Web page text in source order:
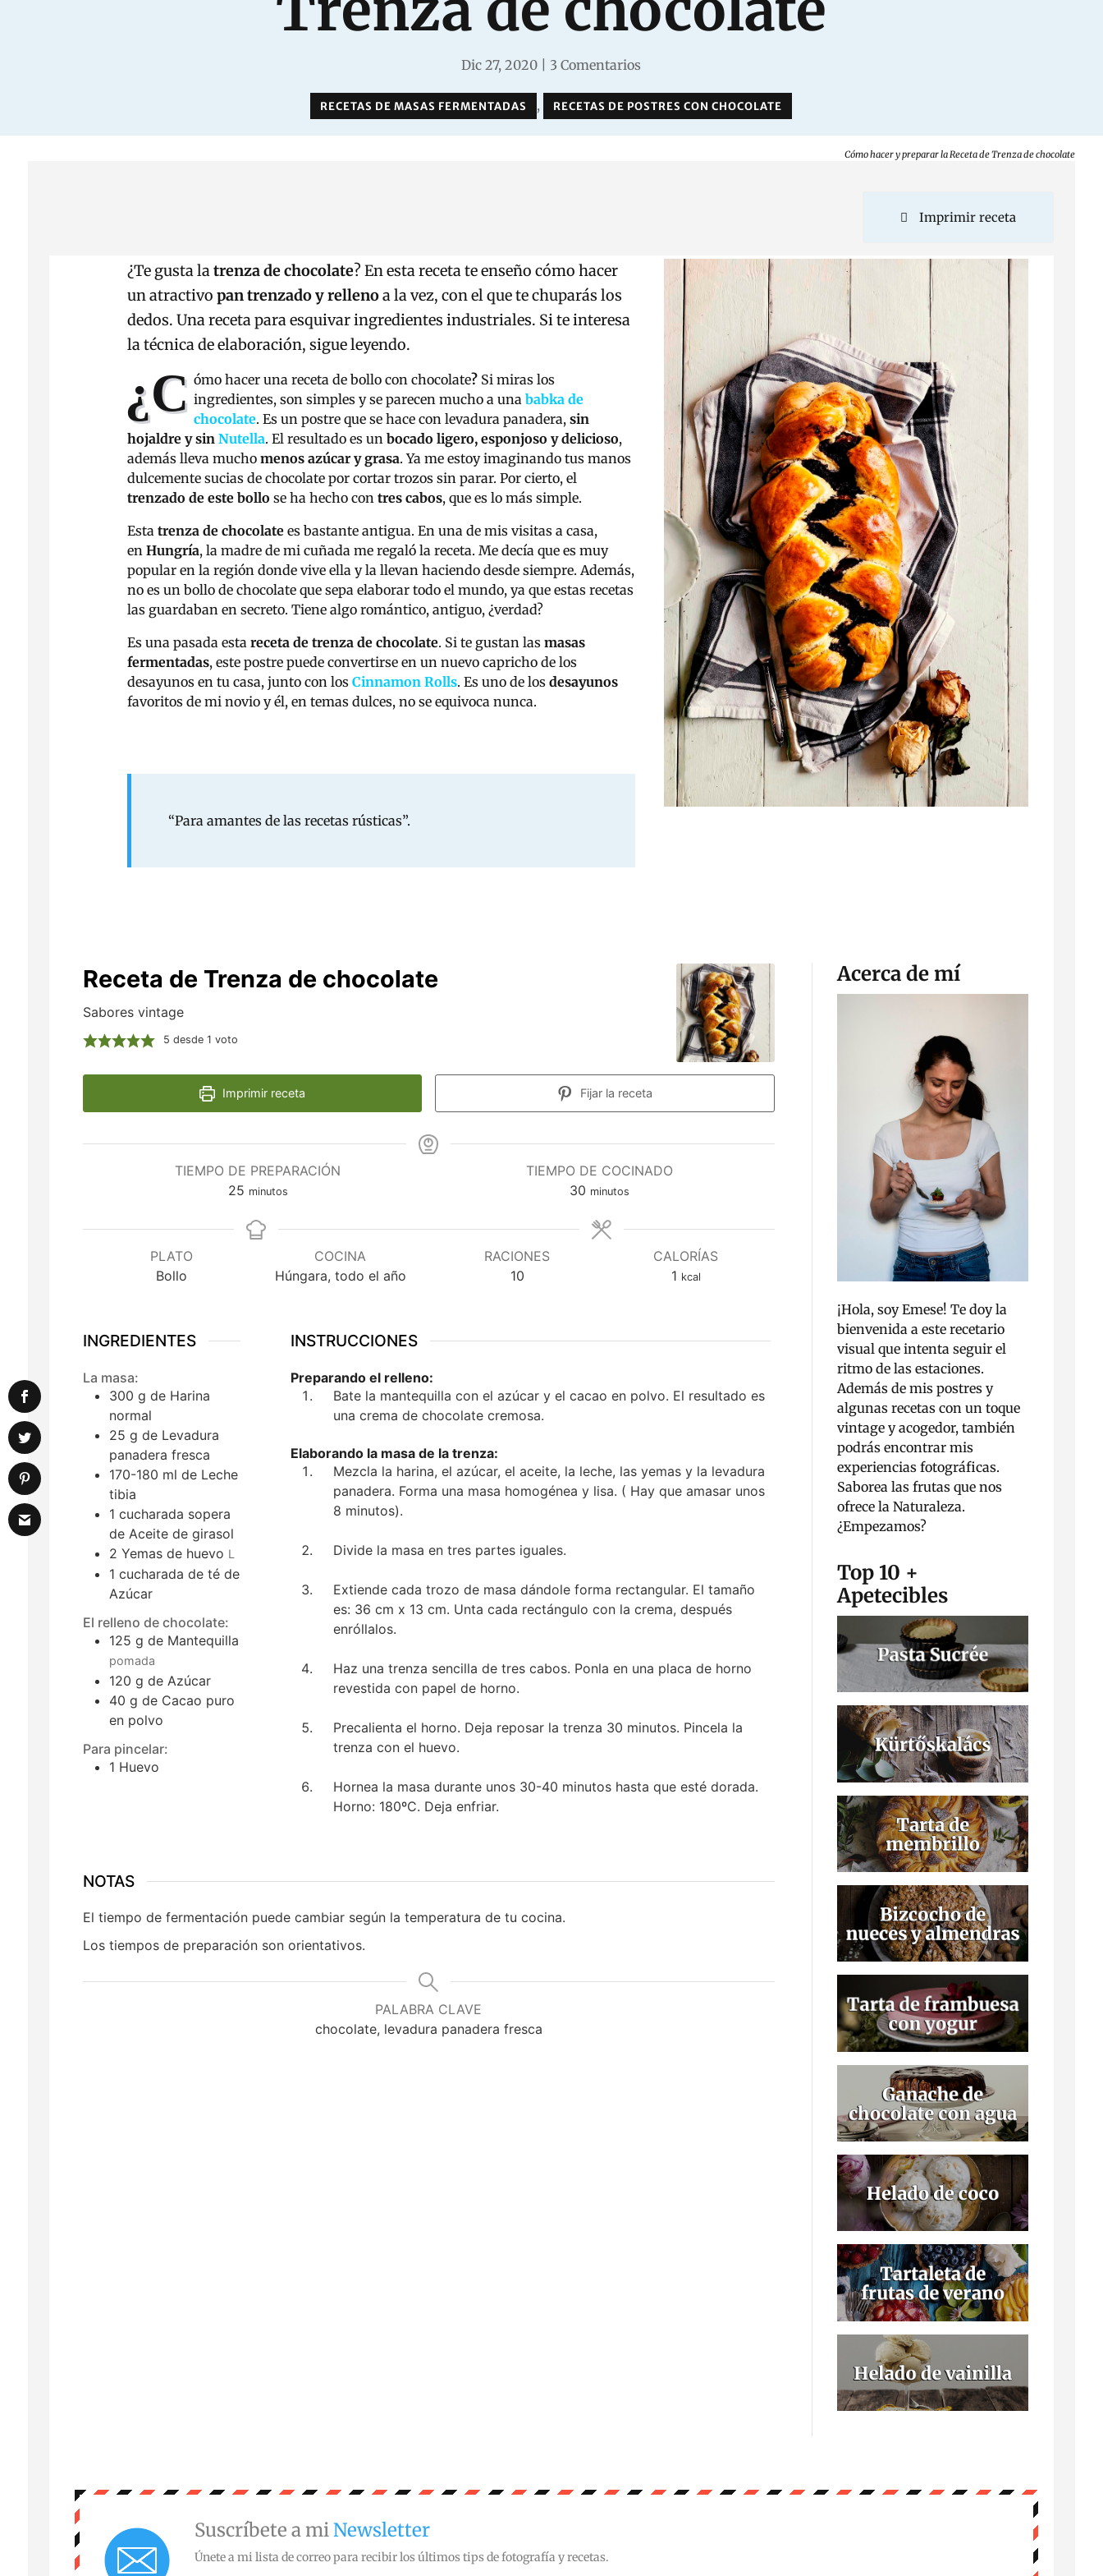
Dic 27, 2020 3 Comentarios
RECETAS DE MASAS FERMENTADAS , RECETAS DE POSTRES CON CHOCOLATE
Cómo hacer y preparar la Receta de Trenza de chocolate
Imprimir receta
¿Te gusta latrenza de chocolate? En esta receta te enseño cómo hacer
un atractivopan trenzado y rellenoa la vez, con el que te chuparás los
dedos. Una receta para esquivar ingredientes industriales. Si te interesa
la técnica de elaboración, sigue leyendo.
¿C ómo hacer una receta de bollo con chocolate? Si miras los
ingredientes, son simples y se parecen mucho a unababka de
chocolate. Es un postre que se hace con levadura panadera,sin
hojaldre y sinNutella. El resultado es unbocado ligero, esponjoso y delicioso,
además lleva muchomenos azúcar y grasa. Ya me estoy imaginando tus manos
dulcemente sucias de chocolate por cortar trozos sin parar. Por cierto, el
trenzado de este bollo se ha hecho contres cabos, que es lo más simple.
Estatrenza de chocolate es bastante antigua. En una de mis visitas a casa,
enHungría, la madre de mi cuñada me regaló la receta. Me decía que es muy
popular en la región donde vive ella y la llevan haciendo desde siempre. Además,
no es un bollo de chocolate que sepa elaborar todo el mundo, ya que estas recetas
las guardaban en secreto. Tiene algo romántico, antiguo, ¿verdad?
Es una pasada estareceta de trenza de chocolate. Si te gustan lasmasas
fermentadas, este postre puede convertirse en un nuevo capricho de los
desayunos en tu casa, junto con losCinnamon Rolls. Es uno de losdesayunos
favoritos de mi novio y él, en temas dulces, no se equivoca nunca.
“Para amantes de las recetas rústicas”.
Receta de Trenza de chocolate
Sabores vintage
5 desde 1 voto
Imprimir receta Fijar la receta
TIEMPO DE PREPARACIÓN
25minutos
minutos
TIEMPO DE COCINADO
30 minutos
minutos
PLATO
Bollo
COCINA
Húngara, todo el año
RACIONES
10
CALORÍAS
1 kcal
INGREDIENTES
La masa:
300 g de Harina
normal
25 g de Levadura
panadera fresca
170-180 ml de Leche
tibia
1 cucharada sopera
de Aceite de girasol
2 Yemas de huevo L
1 cucharada de té de
Azúcar
El relleno de chocolate:
125 g de Mantequilla
pomada
120 g de Azúcar
40 g de Cacao puro
en polvo
Para pincelar:
1 Huevo
INSTRUCCIONES
Preparando el relleno:
Bate la mantequilla con el azúcar y el cacao en polvo. El resultado es
una crema de chocolate cremosa.
Elaborando la masa de la trenza:
Mezcla la harina, el azúcar, el aceite, la leche, las yemas y la levadura
panadera. Forma una masa homogénea y lisa. ( Hay que amasar unos
8 minutos).
Divide la masa en tres partes iguales.
Extiende cada trozo de masa dándole forma rectangular. El tamaño
es: 36 cm x 13 cm. Unta cada rectángulo con la crema, después
enróllalos.
Haz una trenza sencilla de tres cabos. Ponla en una placa de horno
revestida con papel de horno.
Precalienta el horno. Deja reposar la trenza 30 minutos. Pincela la
trenza con el huevo.
Hornea la masa durante unos 30-40 minutos hasta que esté dorada.
Horno: 180ºC. Deja enfriar.
NOTAS
El tiempo de fermentación puede cambiar según la temperatura de tu cocina.
Los tiempos de preparación son orientativos.
PALABRA CLAVE
chocolate, levadura panadera fresca
Acerca de mí
¡Hola, soy Emese! Te doy la
bienvenida a este recetario
visual que intenta seguir el
ritmo de las estaciones.
Además de mis postres y
algunas recetas con un toque
vintage y acogedor, también
podrás encontrar mis
experiencias fotográficas.
Saborea las frutas que nos
ofrece la Naturaleza.
¿Empezamos?
Top 10 +
Apetecibles
Suscríbete a miNewsletter
Únete a mi lista de correo para recibir los últimos tips de fotografía y recetas.